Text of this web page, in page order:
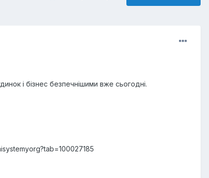
і бізнес безпечнішими вже сьогодні.